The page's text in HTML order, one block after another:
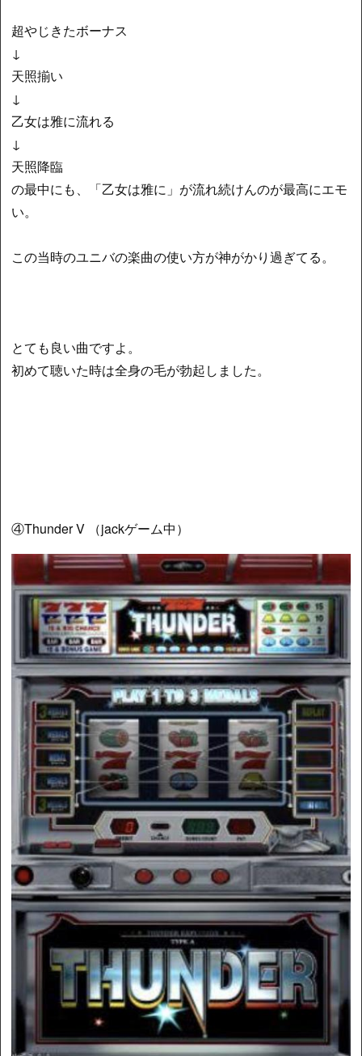
超やじきたボーナス
↓
天照揃い
↓
乙女は雅に流れる
↓
天照降臨
の最中にも、「乙女は雅に」が流れ続けんのが最高にエモ
い。
この当時のユニバの楽曲の使い方が神がかり過ぎてる。
とても良い曲ですよ。
初めて聴いた時は全身の毛が勃起しました。
④Thunder V （jackゲーム中）